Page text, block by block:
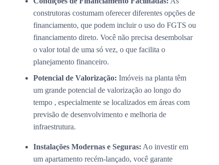
construtoras costumam oferecer diferentes opções de
financiamento, que podem incluir o uso do FGTS ou
financiamento direto. Você não precisa desembolsar
o valor total de uma só vez, o que facilita o
planejamento financeiro.
Potencial de Valorização: Imóveis na planta têm
um grande potencial de valorização ao longo do
tempo , especialmente se localizados em áreas com
previsão de desenvolvimento e melhoria de
infraestrutura.
Instalações Modernas e Seguras: Ao investir em
um apartamento recém-lançado, você garante